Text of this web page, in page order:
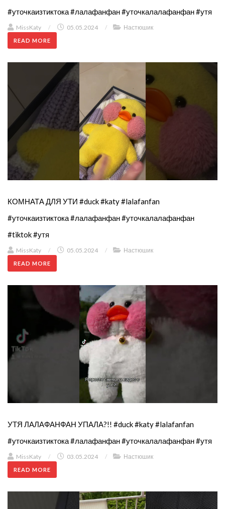
#уточкаизтиктока #лалафанфан #уточкалалафанфан #утя
MissKaty / 05.05.2024 / Настюшик
READ MORE
КОМНАТА ДЛЯ УТИ #duck #katy #lalafanfan
#уточкаизтиктока #лалафанфан #уточкалалафанфан
#tiktok #утя
MissKaty / 05.05.2024 / Настюшик
READ MORE
УТЯ ЛАЛАФАНФАН УПАЛА?!! #duck #katy #lalafanfan
#уточкаизтиктока #лалафанфан #уточкалалафанфан #утя
MissKaty / 03.05.2024 / Настюшик
READ MORE